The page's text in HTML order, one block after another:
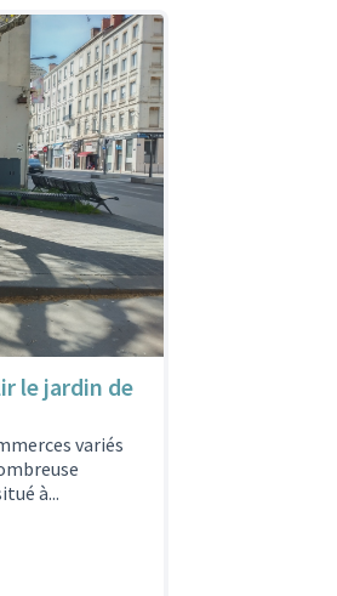
le jardin de
variés
à...